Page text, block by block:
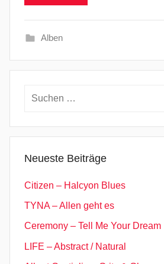
Alben
Suchen
Neueste Beiträge
Citizen – Halcyon Blues
TYNA – Allen geht es
Ceremony – Tell Me Your Dream
LIFE – Abstract / Natural